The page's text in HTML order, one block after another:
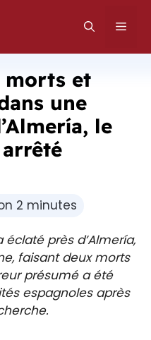
morts et
une
le
2 minutes
près d’Almería,
faisant deux morts
présumé a été
espagnoles après